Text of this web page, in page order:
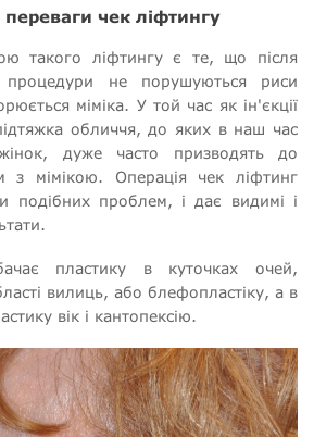
переваги чек ліфтингу
такого ліфтингу є те, що після
процедури не порушуються риси
міміка. У той час як ін'єкції
обличчя, до яких в наш час
дуже часто призводять до
з мімікою. Операція чек ліфтинг
подібних проблем, і дає видимі і
пластику в куточках очей,
вилиць, або блефопластіку, а в
вік і кантопексію.